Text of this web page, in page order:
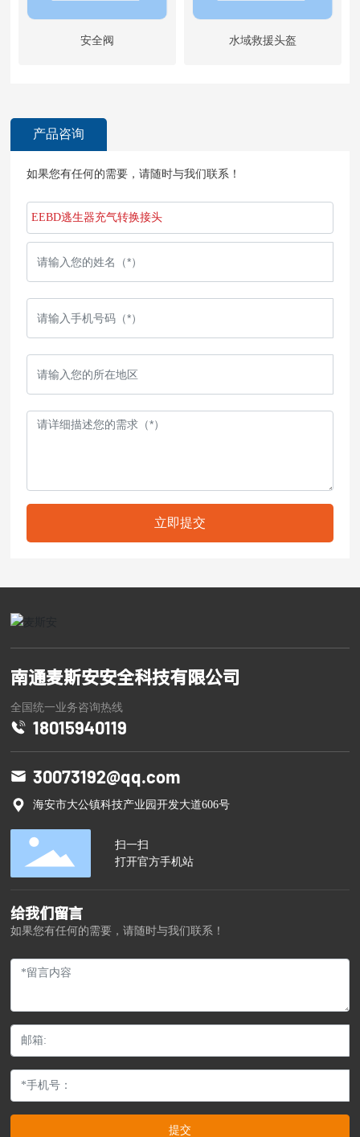
安全阀 水域救援头盔
产品咨询
如果您有任何的需要，请随时与我们联系！
EEBD逃生器充气转换接头
立即提交
南通麦斯安安全科技有限公司
全国统一业务咨询热线
18015940119
30073192@qq.com
海安市大公镇科技产业园开发大道606号
扫一扫
打开官方手机站
给我们留言
如果您有任何的需要，请随时与我们联系！
提交